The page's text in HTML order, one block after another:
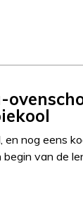
en nog eens
begin van de